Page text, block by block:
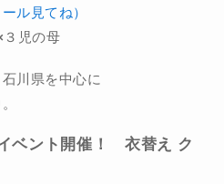
ル見てね）
３児の母
川県を中心に
ベント開催！ 衣替え ク